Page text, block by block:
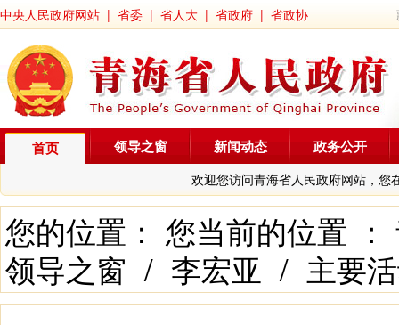
中央人民政府网站 | 省委 | 省人大 | 省政府 | 省政协
首页
欢迎您访问青海省人民政府网站，您
领导之窗 新闻动态 政务公开
您的位置： 您当前的位置 ：
领导之窗 / 李宏亚 / 主要